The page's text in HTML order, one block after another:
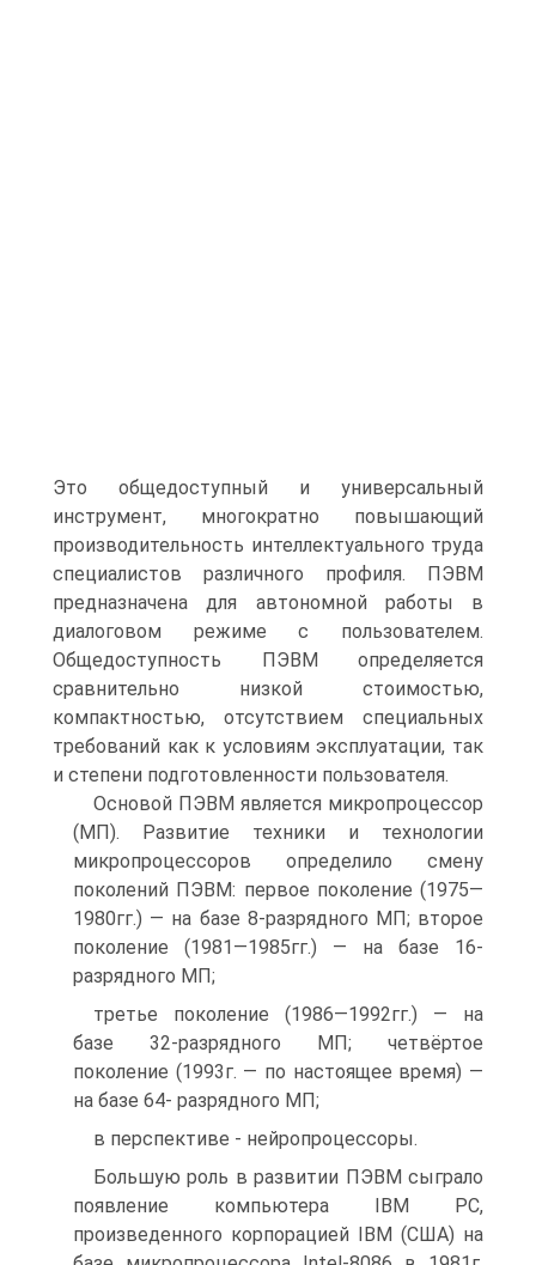
Это общедоступный и универсальный
инструмент, многократно повышающий
производительность интеллектуального труда
специалистов различного профиля. ПЭВМ
предназначена для автономной работы в
диалоговом режиме с пользователем.
Общедоступность ПЭВМ определяется
сравнительно низкой стоимостью,
компактностью, отсутствием специальных
требований как к условиям эксплуатации, так
и степени подготовленности пользователя.
Основой ПЭВМ является микропроцессор
(МП). Развитие техники и технологии
микропроцессоров определило смену
поколений ПЭВМ: первое поколение (1975—
1980гг.) — на базе 8-разрядного МП; второе
поколение (1981—1985гг.) — на базе 16-
разрядного МП;
третье поколение (1986—1992гг.) — на
базе 32-разрядного МП; четвёртое
поколение (1993г. — по настоящее время) —
на базе 64- разрядного МП;
в перспективе - нейропроцессоры.
Большую роль в развитии ПЭВМ сыграло
появление компьютера IBM PC,
произведенного корпорацией IBM (США) на